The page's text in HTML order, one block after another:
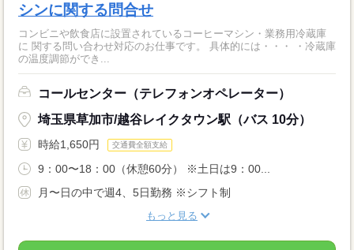
シンに関する問合せ
コンビニや飲食店に設置されているコーヒーマシン・業務用冷蔵庫
に 関する問い合わせ対応のお仕事です。 具体的には・・・ ・冷蔵庫
の温度調節ができ...
コールセンター（テレフォンオペレーター）
埼玉県草加市/越谷レイクタウン駅（バス 10分）
時給1,650円 交通費全額支給
9：00〜18：00（休憩60分） ※土日は9：00...
月〜日の中で週4、5日勤務 ※シフト制
もっと見る